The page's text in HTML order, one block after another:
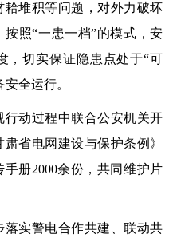
堆积等问题，对外力破坏
照“一患一档”的模式，安
，切实保证隐患点处于“可
全运行。
行动过程中联合公安机关开
肃省电网建设与保护条例》
册2000余份 ， 共同维护片
落实警电合作共建、联动共